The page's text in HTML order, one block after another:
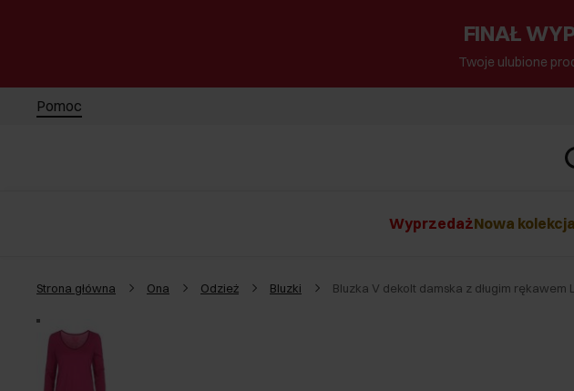
FINAŁ
Twoje ulubione
Pomoc
WyprzedażNowa kolekcja
Strona główna Ona Odzież Bluzki Bluzka V dekolt damska z długim rękawem